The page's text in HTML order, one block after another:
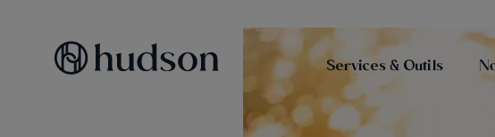
Services & Outils